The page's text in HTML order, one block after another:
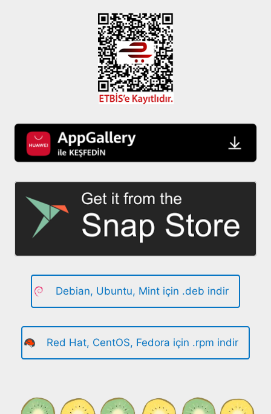
Debian, Ubuntu, Mint için .deb indir
Red Hat, CentOS, Fedora için .rpm indir